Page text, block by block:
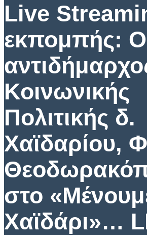
Live
εκπομπής: Ο
Κοινωνικής
Πολιτικής δ.
Χαϊδαρίου,
στο
Χαϊδάρι»…